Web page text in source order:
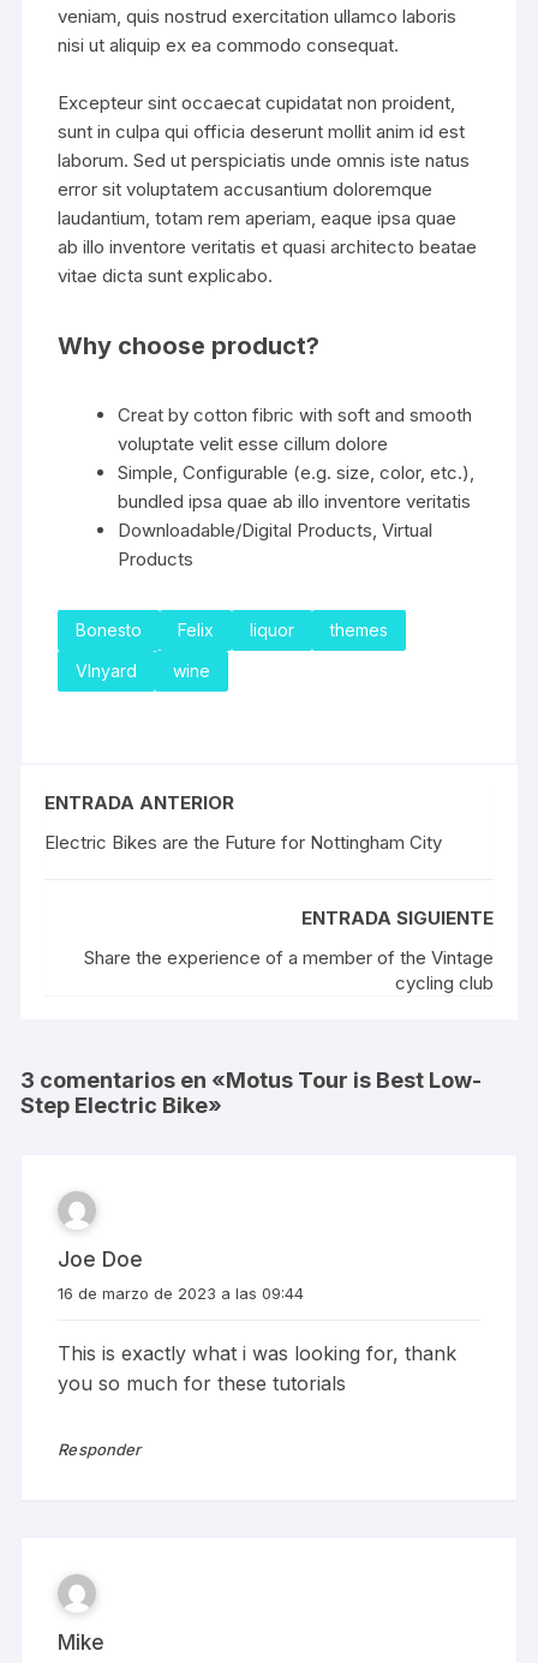
veniam, quis nostrud exercitation ullamco laboris
nisi ut aliquip ex ea commodo consequat.
Excepteur sint occaecat cupidatat non proident,
sunt in culpa qui officia deserunt mollit anim id est
laborum. Sed ut perspiciatis unde omnis iste natus
error sit voluptatem accusantium doloremque
laudantium, totam rem aperiam, eaque ipsa quae
ab illo inventore veritatis et quasi architecto beatae
vitae dicta sunt explicabo.
Why choose product?
Creat by cotton fibric with soft and smooth
voluptate velit esse cillum dolore
Simple, Configurable (e.g. size, color, etc.),
bundled ipsa quae ab illo inventore veritatis
Downloadable/Digital Products, Virtual
Products
Bonesto Felix liquor
themes
VInyard
wine
ENTRADA ANTERIOR
Electric Bikes are the Future for Nottingham City
ENTRADA SIGUIENTE
Share the experience of a member of the Vintage
cycling club
3 comentarios en «Motus Tour is Best Low-
Step Electric Bike»
Joe Doe
16 de marzo de 2023 a las 09:44
This is exactly what i was looking for, thank
you so much for these tutorials
Responder
Mike